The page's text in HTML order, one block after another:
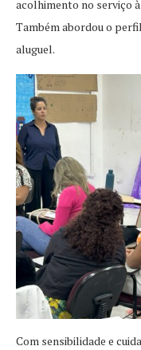
acolhimento no serviço
Também abordou o
aluguel.
Com sensibilidade e